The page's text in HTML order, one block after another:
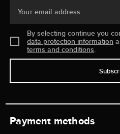
Your email address
By selecting continue you
data protection information
terms and conditions.
Payment methods